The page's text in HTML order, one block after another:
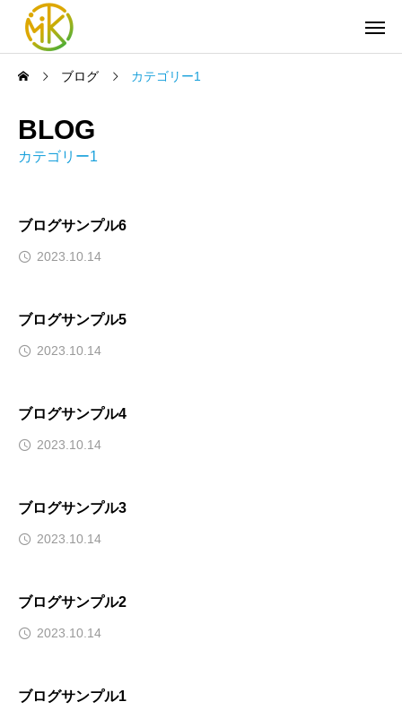
ブログ カテゴリー1
BLOG
カテゴリー1
ブログサンプル6
2023.10.14
ブログサンプル5
2023.10.14
ブログサンプル4
2023.10.14
ブログサンプル3
2023.10.14
ブログサンプル2
2023.10.14
ブログサンプル1